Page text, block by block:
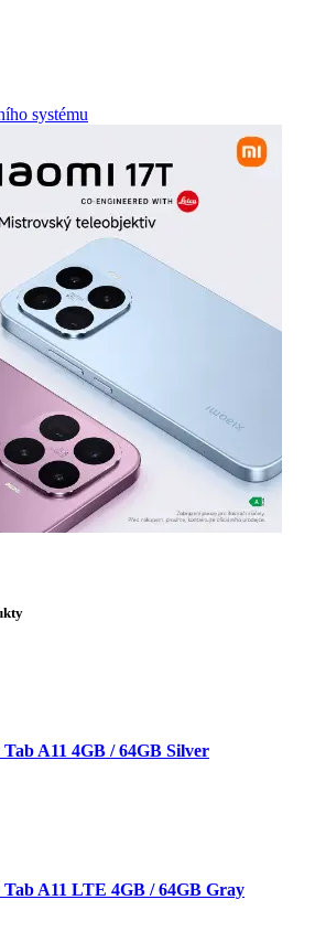
systému
A11 4GB / 64GB Silver
Tab A11 LTE 4GB / 64GB Gray